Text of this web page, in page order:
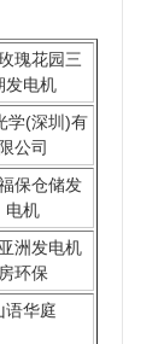
瑰花园三
发电机
学(深圳)有
限公司
保仓储发
电机
洲发电机
房环保
语华庭